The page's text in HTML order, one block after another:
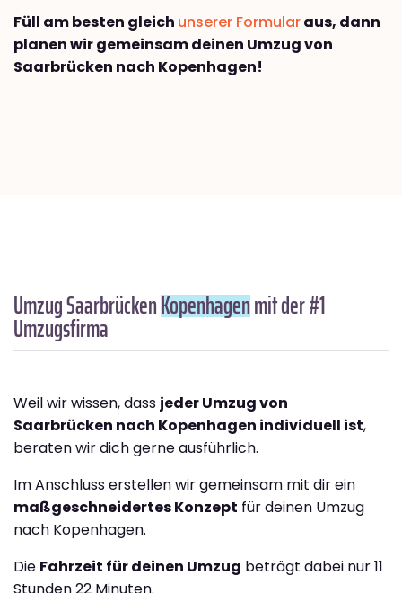
Füll am besten gleich unserer Formularaus, dann
planen wir gemeinsam deinen Umzug von
Saarbrücken nach Kopenhagen!
Umzug SaarbrückenKopenhagenmit der #1
Umzugsfirma
Weil wir wissen, dass jeder Umzug von
Saarbrücken nach Kopenhagen individuell ist,
beraten wir dich gerne ausführlich.
Im Anschluss erstellen wir gemeinsam mit dir ein
maßgeschneidertes Konzept für deinen Umzug
nach Kopenhagen.
Die Fahrzeit für deinen Umzug beträgt dabei nur 11